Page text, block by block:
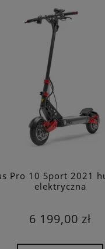
Pro 10 Sport 2021
elektryczna
6 199,00 zł